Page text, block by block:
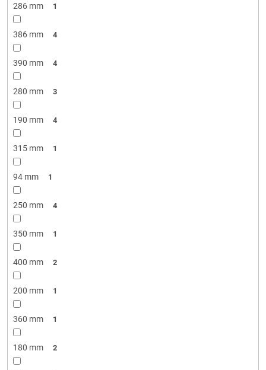
286 mm 1
386 mm 4
390 mm 4
280 mm 3
190 mm 4
315 mm 1
94 mm 1
250 mm 4
350 mm 1
400 mm 2
200 mm 1
360 mm 1
180 mm 2